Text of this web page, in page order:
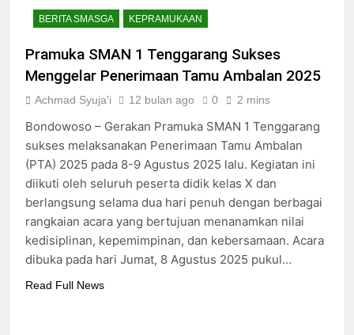
BERITA SMASGA KEPRAMUKAAN
Pramuka SMAN 1 Tenggarang Sukses
Menggelar Penerimaan Tamu Ambalan 2025
Achmad Syuja'i 12 bulan ago 0 2 mins
Bondowoso – Gerakan Pramuka SMAN 1 Tenggarang
sukses melaksanakan Penerimaan Tamu Ambalan
(PTA) 2025 pada 8-9 Agustus 2025 lalu. Kegiatan ini
diikuti oleh seluruh peserta didik kelas X dan
berlangsung selama dua hari penuh dengan berbagai
rangkaian acara yang bertujuan menanamkan nilai
kedisiplinan, kepemimpinan, dan kebersamaan. Acara
dibuka pada hari Jumat, 8 Agustus 2025 pukul…
Read Full News